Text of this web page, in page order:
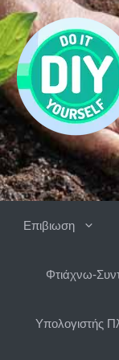
Επιβιωση
Φτιάχνω-
Υπολογιστής